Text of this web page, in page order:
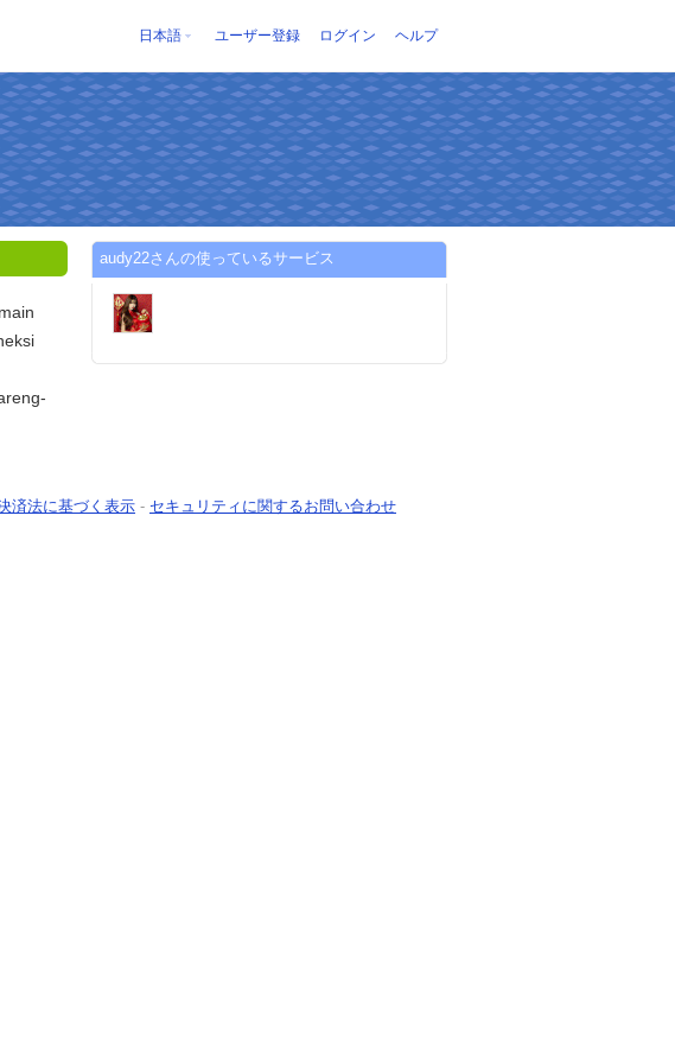
日本語 ユーザー登録 ログイン ヘルプ
audy22さんの使っているサービス
済法に基づく表示 - セキュリティに関するお問い合わせ